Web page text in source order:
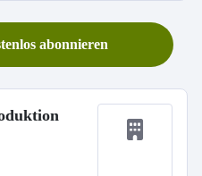
abonnieren